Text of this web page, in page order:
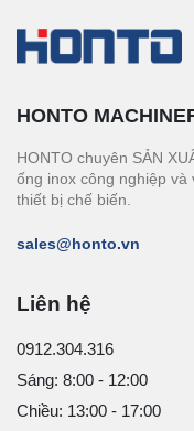
HONTO
HONTO chuyên SẢN
ống inox công nghiệp và
thiết bị chế biến.
sales@honto.vn
Liên hệ
0912.304.316
Sáng: 8:00 - 12:00
Chiều: 13:00 - 17:00